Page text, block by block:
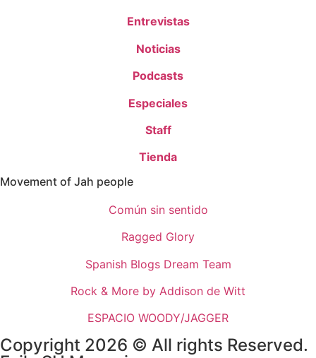
Entrevistas
Noticias
Podcasts
Especiales
Staff
Tienda
Movement of Jah people
Común sin sentido
Ragged Glory
Spanish Blogs Dream Team
Rock & More by Addison de Witt
ESPACIO WOODY/JAGGER
Copyright 2026 © All rights Reserved.